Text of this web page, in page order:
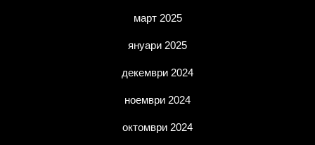
март 2025
януари 2025
декември 2024
ноември 2024
октомври 2024